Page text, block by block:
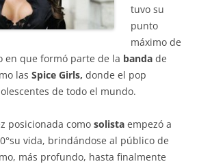
tuvo su
punto
máximo de
en que formó parte de la banda de
las Spice Girls, donde el pop
de todo el mundo.
posicionada como solista empezó a
vida, brindándose al público de
más profundo, hasta finalmente